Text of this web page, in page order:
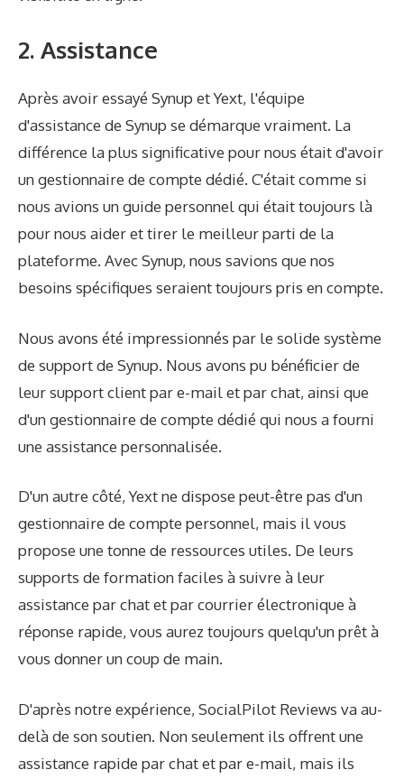
2. Assistance
Après avoir essayé Synup et Yext, l'équipe
d'assistance de Synup se démarque vraiment. La
différence la plus significative pour nous était d'avoir
un gestionnaire de compte dédié. C'était comme si
nous avions un guide personnel qui était toujours là
pour nous aider et tirer le meilleur parti de la
plateforme. Avec Synup, nous savions que nos
besoins spécifiques seraient toujours pris en compte.
Nous avons été impressionnés par le solide système
de support de Synup. Nous avons pu bénéficier de
leur support client par e-mail et par chat, ainsi que
d'un gestionnaire de compte dédié qui nous a fourni
une assistance personnalisée.
D'un autre côté, Yext ne dispose peut-être pas d'un
gestionnaire de compte personnel, mais il vous
propose une tonne de ressources utiles. De leurs
supports de formation faciles à suivre à leur
assistance par chat et par courrier électronique à
réponse rapide, vous aurez toujours quelqu'un prêt à
vous donner un coup de main.
D'après notre expérience, SocialPilot Reviews va au-
delà de son soutien. Non seulement ils offrent une
assistance rapide par chat et par e-mail, mais ils